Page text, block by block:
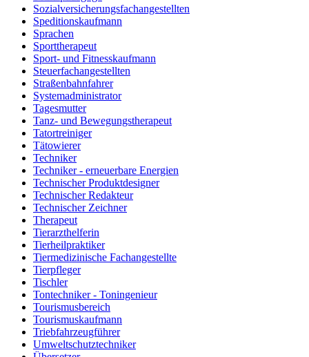
Sozialversicherungsfachangestellten
Speditionskaufmann
Sprachen
Sporttherapeut
Sport- und Fitnesskaufmann
Steuerfachangestellten
Straßenbahnfahrer
Systemadministrator
Tagesmutter
Tanz- und Bewegungstherapeut
Tatortreiniger
Tätowierer
Techniker
Techniker - erneuerbare Energien
Technischer Produktdesigner
Technischer Redakteur
Technischer Zeichner
Therapeut
Tierarzthelferin
Tierheilpraktiker
Tiermedizinische Fachangestellte
Tierpfleger
Tischler
Tontechniker - Toningenieur
Tourismusbereich
Tourismuskaufmann
Triebfahrzeugführer
Umweltschutztechniker